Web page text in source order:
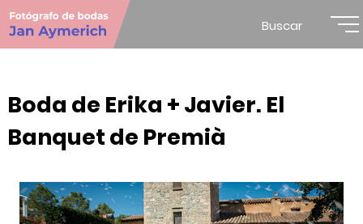
Buscar
Boda de Erika + Javier. El
Banquet de Premià